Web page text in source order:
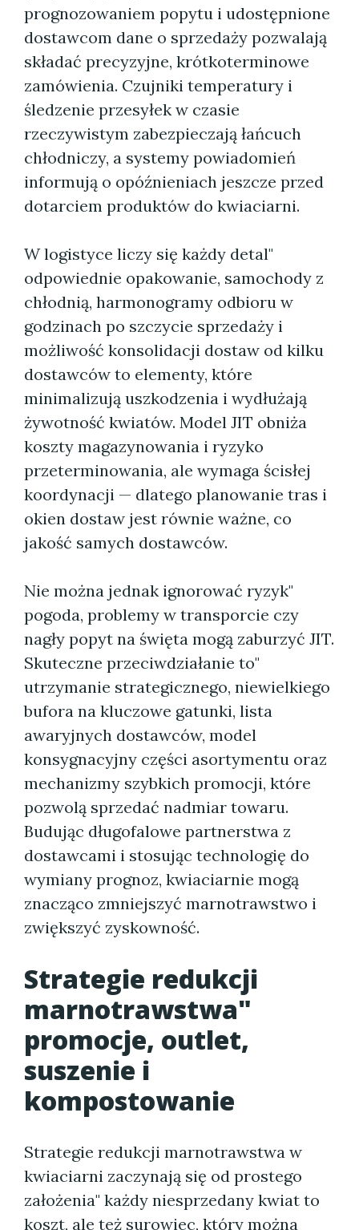
prognozowaniem popytu i udostępnione
dostawcom dane o sprzedaży pozwalają
składać precyzyjne, krótkoterminowe
zamówienia. Czujniki temperatury i
śledzenie przesyłek w czasie
rzeczywistym zabezpieczają łańcuch
chłodniczy, a systemy powiadomień
informują o opóźnieniach jeszcze przed
dotarciem produktów do kwiaciarni.
W logistyce liczy się każdy detal"
odpowiednie opakowanie, samochody z
chłodnią, harmonogramy odbioru w
godzinach po szczycie sprzedaży i
możliwość konsolidacji dostaw od kilku
dostawców to elementy, które
minimalizują uszkodzenia i wydłużają
żywotność kwiatów. Model JIT obniża
koszty magazynowania i ryzyko
przeterminowania, ale wymaga ścisłej
koordynacji — dlatego planowanie tras i
okien dostaw jest równie ważne, co
jakość samych dostawców.
Nie można jednak ignorować ryzyk"
pogoda, problemy w transporcie czy
nagły popyt na święta mogą zaburzyć JIT.
Skuteczne przeciwdziałanie to"
utrzymanie strategicznego, niewielkiego
bufora na kluczowe gatunki, lista
awaryjnych dostawców, model
konsygnacyjny części asortymentu oraz
mechanizmy szybkich promocji, które
pozwolą sprzedać nadmiar towaru.
Budując długofalowe partnerstwa z
dostawcami i stosując technologię do
wymiany prognoz, kwiaciarnie mogą
znacząco zmniejszyć marnotrawstwo i
zwiększyć zyskowność.
Strategie redukcji
marnotrawstwa"
promocje, outlet,
suszenie i
kompostowanie
Strategie redukcji marnotrawstwa w
kwiaciarni zaczynają się od prostego
założenia" każdy niesprzedany kwiat to
koszt, ale też surowiec, który można